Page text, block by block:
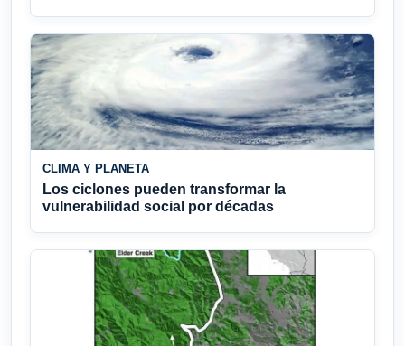
CLIMA Y PLANETA
Los ciclones pueden transformar la
vulnerabilidad social por décadas